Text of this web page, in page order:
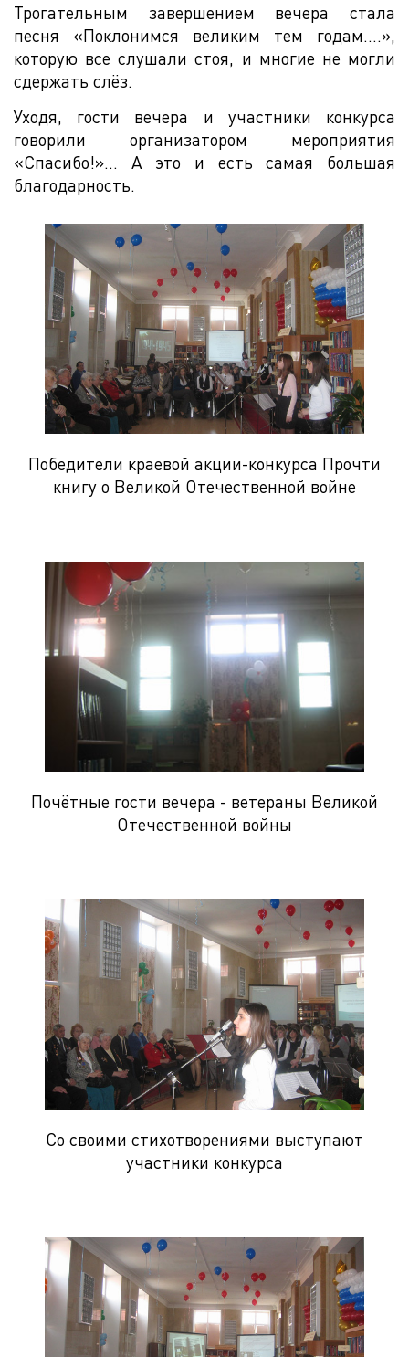
Трогательным завершением вечера стала
песня «Поклонимся великим тем годам….»,
которую все слушали стоя, и многие не могли
сдержать слёз.
Уходя, гости вечера и участники конкурса
говорили организатором мероприятия
«Спасибо!»… А это и есть самая большая
благодарность.
Победители краевой акции-конкурса Прочти
книгу о Великой Отечественной войне
Почётные гости вечера - ветераны Великой
Отечественной войны
Со своими стихотворениями выступают
участники конкурса